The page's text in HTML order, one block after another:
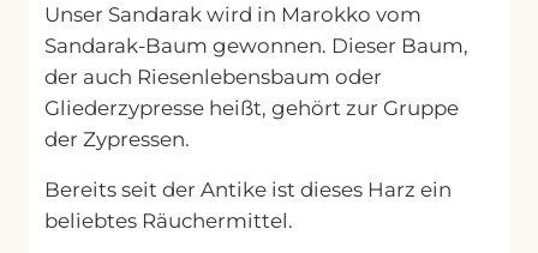
Unser Sandarak wird in Marokko vom
Sandarak-Baum gewonnen. Dieser Baum,
der auch Riesenlebensbaum oder
Gliederzypresse heißt, gehört zur Gruppe
der Zypressen.
Bereits seit der Antike ist dieses Harz ein
beliebtes Räuchermittel.